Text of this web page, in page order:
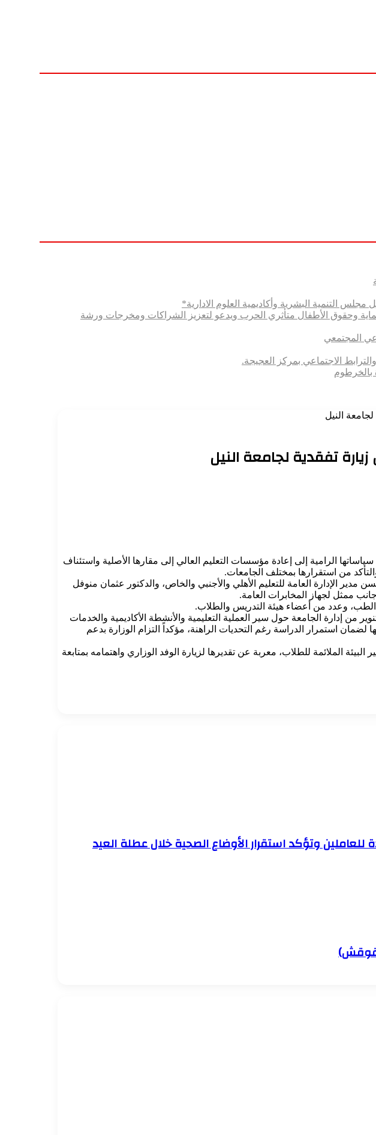
مجلس التنمية البشرية وأكاديمية العلوم الادارية*
وحقوق الأطفال متأثري الحرب ويدعو لتعزيز الشراكات ومخرجات ورشة
المجتمعي
الاجتماعي بمركز العجيجة.
بالخرطوم
النيل
تفقدية لجامعة النيل
الرامية إلى إعادة مؤسسات التعليم العالي إلى مقارها الأصلية واستئناف
من استقرارها بمختلف الجامعات.
مدير الإدارة العامة للتعليم الأهلي والأجنبي والخاص، والدكتور عثمان منوفل
ممثل لجهاز المخابرات العامة.
الطب، وعدد من أعضاء هيئة التدريس والطلاب.
من إدارة الجامعة حول سير العملية التعليمية والأنشطة الأكاديمية والخدمات
لضمان استمرار الدراسة رغم التحديات الراهنة، مؤكداً التزام الوزارة بدعم
الملائمة للطلاب، معربة عن تقديرها لزيارة الوفد الوزاري واهتمامه بمتابعة
وتؤكد استقرار الأوضاع الصحية خلال عطلة العيد
(قوقش)